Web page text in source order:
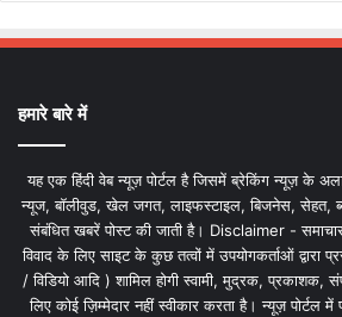
हमारे बारे में
यह एक हिंदी वेब न्यूज़ पोर्टल है जिसमें ब्रेकिंग न्यूज़ के
न्यूज, बॉलीवुड, खेल जगत, लाइफस्टाइल, बिजनेस, सेहत,
संबंधित खबरें पोस्ट की जाती है। Disclaimer -
विवाद के लिए साइट के कुछ तत्वों में उपयोगकर्ताओं द्वारा
/ विडियो आदि ) शामिल होगी स्वामी, मुद्रक, प्रकाशक,
लिए कोई ज़िम्मेदार नहीं स्वीकार करता है। न्यूज़ पोर्टल